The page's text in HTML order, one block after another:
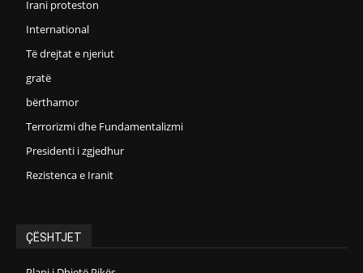
Irani proteston
International
Të drejtat e njeriut
gratë
bërthamor
Terrorizmi dhe Fundamentalizmi
Presidenti i zgjedhur
Rezistenca e Iranit
ÇËSHTJET